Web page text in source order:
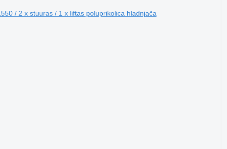
/ 2 x stuuras / 1 x liftas poluprikolica hladnjača